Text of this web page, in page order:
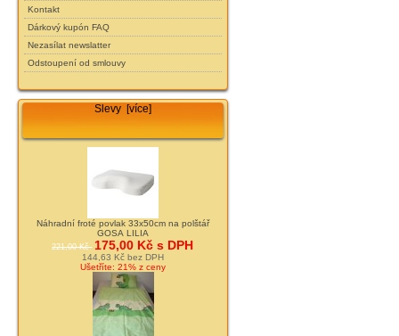
Kontakt
Dárkový kupón FAQ
Nezasílat newslatter
Odstoupení od smlouvy
Slevy [více]
Náhradní froté povlak 33x50cm na polštář
GOSA LILIA
221,00 Kč 175,00 Kč s DPH
144,63 Kč bez DPH
Ušetříte: 21% z ceny